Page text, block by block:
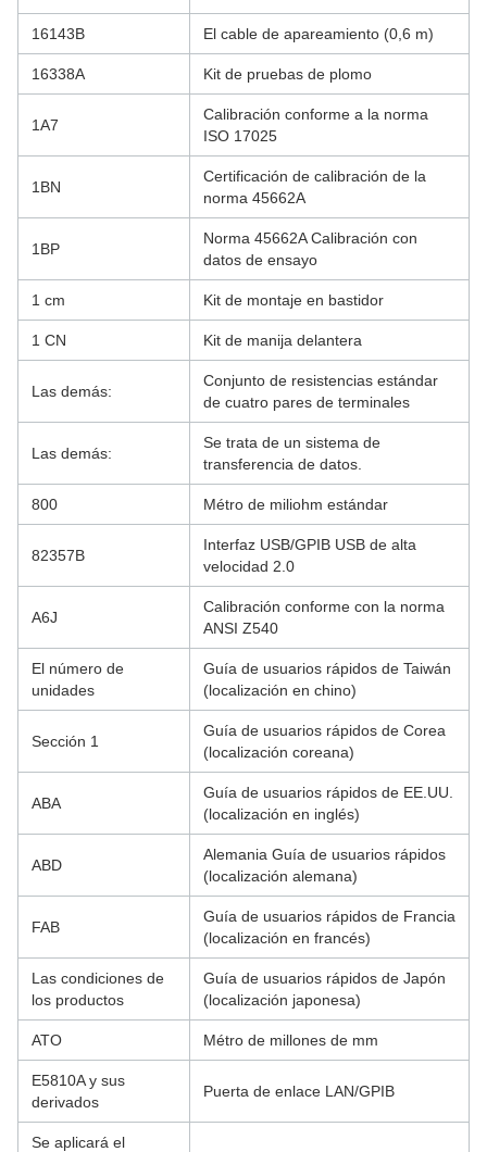
16143B El cable de apareamiento (0,6 m)
16338A Kit de pruebas de plomo
1A7
Calibración conforme a la norma
ISO 17025
1BN
Certificación de calibración de la
norma 45662A
1BP
Norma 45662A Calibración con
datos de ensayo
1 cm Kit de montaje en bastidor
1 CN Kit de manija delantera
Las demás:
Conjunto de resistencias estándar
de cuatro pares de terminales
Las demás:
Se trata de un sistema de
transferencia de datos.
800 Métro de miliohm estándar
82357B
Interfaz USB/GPIB USB de alta
velocidad 2.0
A6J
Calibración conforme con la norma
ANSI Z540
El número de
unidades
Guía de usuarios rápidos de Taiwán
(localización en chino)
Sección 1
Guía de usuarios rápidos de Corea
(localización coreana)
ABA
Guía de usuarios rápidos de EE.UU.
(localización en inglés)
ABD
Alemania Guía de usuarios rápidos
(localización alemana)
FAB
Guía de usuarios rápidos de Francia
(localización en francés)
Las condiciones de
los productos
Guía de usuarios rápidos de Japón
(localización japonesa)
ATO Métro de millones de mm
E5810A y sus
derivados
Puerta de enlace LAN/GPIB
Se aplicará el